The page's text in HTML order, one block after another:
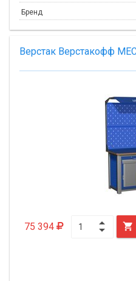
Бренд
Верстак Верстакофф
75 394 